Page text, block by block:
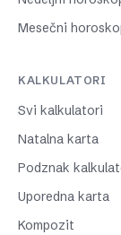
Mesečni
KALKULATORI
Svi kalkulatori
Natalna karta
Podznak
Uporedna karta
Kompozit